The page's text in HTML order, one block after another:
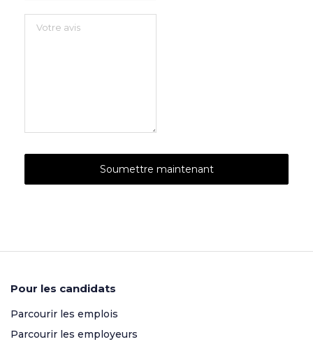
Pour les candidats
Parcourir les emplois
Parcourir les employeurs